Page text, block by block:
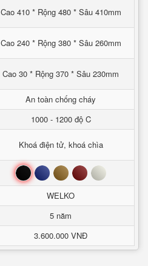
Cao 410 * Rộng 480 * Sâu 410mm
Cao 240 * Rộng 380 * Sâu 260mm
Cao 30 * Rộng 370 * Sâu 230mm
An toàn chống cháy
1000 - 1200 độ C
Khoá điện tử, khoá chìa
Đen Xanh Nâu Đỏ Trắng
WELKO
5 năm
3.600.000 VNĐ